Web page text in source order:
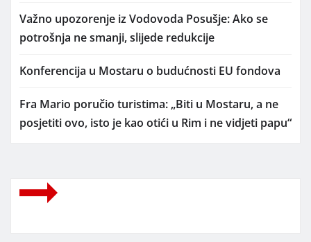
Važno upozorenje iz Vodovoda Posušje: Ako se
potrošnja ne smanji, slijede redukcije
Konferencija u Mostaru o budućnosti EU fondova
Fra Mario poručio turistima: „Biti u Mostaru, a ne
posjetiti ovo, isto je kao otići u Rim i ne vidjeti papu“